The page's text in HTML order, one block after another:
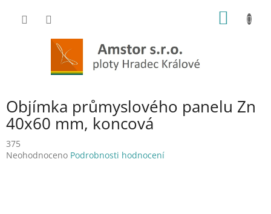
Objímka průmyslového panelu Zn
40x60 mm, koncová
375
Průměrné
Neohodnoceno Podrobnosti hodnocení